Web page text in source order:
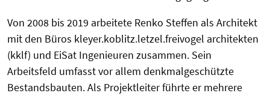
Von 2008 bis 2019 arbeitete Renko Steffen als Architekt
mit den Büros kleyer.koblitz.letzel.freivogel architekten
(kklf) und EiSat Ingenieuren zusammen. Sein
Arbeitsfeld umfasst vor allem denkmalgeschützte
Bestandsbauten. Als Projektleiter führte er mehrere